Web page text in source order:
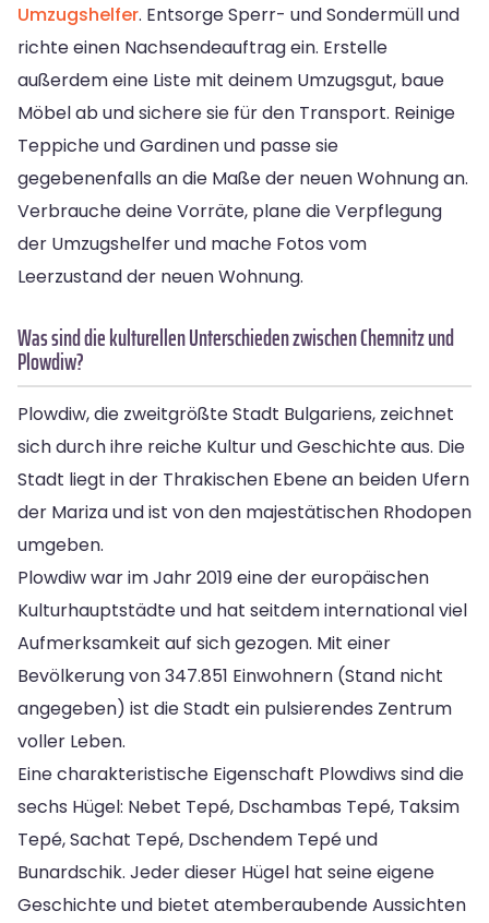
Umzugshelfer. Entsorge Sperr- und Sondermüll und
richte einen Nachsendeauftrag ein. Erstelle
außerdem eine Liste mit deinem Umzugsgut, baue
Möbel ab und sichere sie für den Transport. Reinige
Teppiche und Gardinen und passe sie
gegebenenfalls an die Maße der neuen Wohnung an.
Verbrauche deine Vorräte, plane die Verpflegung
der Umzugshelfer und mache Fotos vom
Leerzustand der neuen Wohnung.
Was sind die kulturellen Unterschieden zwischen Chemnitz und
Plowdiw?
Plowdiw, die zweitgrößte Stadt Bulgariens, zeichnet
sich durch ihre reiche Kultur und Geschichte aus. Die
Stadt liegt in der Thrakischen Ebene an beiden Ufern
der Mariza und ist von den majestätischen Rhodopen
umgeben.
Plowdiw war im Jahr 2019 eine der europäischen
Kulturhauptstädte und hat seitdem international viel
Aufmerksamkeit auf sich gezogen. Mit einer
Bevölkerung von 347.851 Einwohnern (Stand nicht
angegeben) ist die Stadt ein pulsierendes Zentrum
voller Leben.
Eine charakteristische Eigenschaft Plowdiws sind die
sechs Hügel: Nebet Tepé, Dschambas Tepé, Taksim
Tepé, Sachat Tepé, Dschendem Tepé und
Bunardschik. Jeder dieser Hügel hat seine eigene
Geschichte und bietet atemberaubende Aussichten